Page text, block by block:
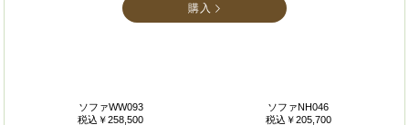
購入
ソファWW093
税込￥258,500
ソファNH046
税込￥205,700